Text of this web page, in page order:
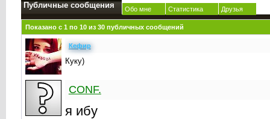
Публичные сообщения Обо мне Статистика Друзья
Показано с 1 по 10из 30публичных сообщений
Кефир
Куку)
CONF.
я ибу